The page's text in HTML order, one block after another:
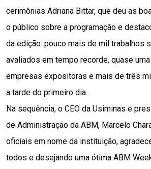
cerimônias Adriana Bittar, que deu as
o público sobre a programação e
da edição: pouco mais de mil trabalhos
avaliados em tempo recorde, quase
empresas expositoras e mais de três
a tarde do primeiro dia.
Na sequência, o CEO da Usiminas e
de Administração da ABM, Marcelo
oficiais em nome da instituição,
todos e desejando uma ótima ABM